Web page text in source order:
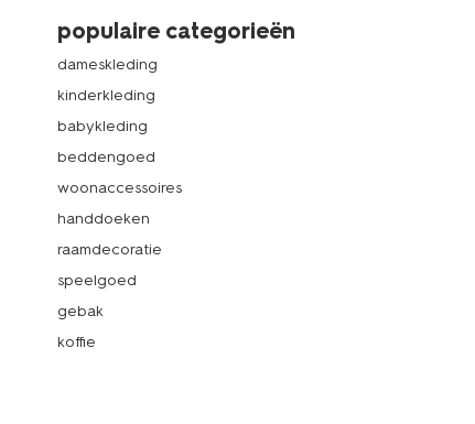
populaire categorieën
dameskleding
kinderkleding
babykleding
beddengoed
woonaccessoires
handdoeken
raamdecoratie
speelgoed
gebak
koffie